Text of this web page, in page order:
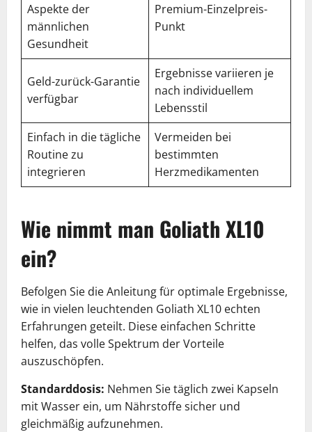
Aspekte der
männlichen
Gesundheit
Premium-Einzelpreis-
Punkt
Geld-zurück-Garantie
verfügbar
Ergebnisse variieren je
nach individuellem
Lebensstil
Einfach in die tägliche
Routine zu
integrieren
Vermeiden bei
bestimmten
Herzmedikamenten
Wie nimmt man Goliath XL10
ein?
Befolgen Sie die Anleitung für optimale Ergebnisse,
wie in vielen leuchtenden Goliath XL10 echten
Erfahrungen geteilt. Diese einfachen Schritte
helfen, das volle Spektrum der Vorteile
auszuschöpfen.
Standarddosis: Nehmen Sie täglich zwei Kapseln
mit Wasser ein, um Nährstoffe sicher und
gleichmäßig aufzunehmen.